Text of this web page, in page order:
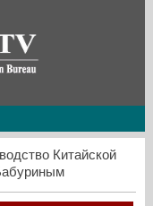
Китайской